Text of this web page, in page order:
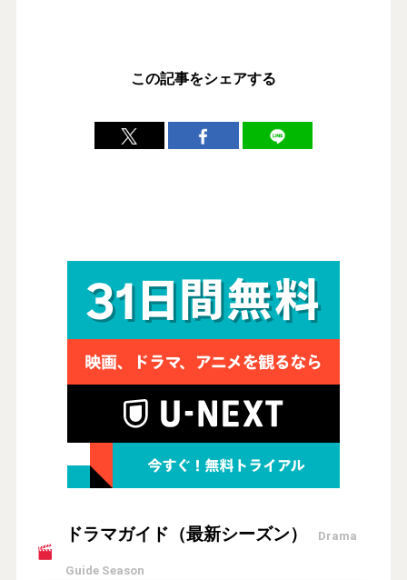
この記事をシェアする
ドラマガイド（最新シーズン） Drama
Guide Season